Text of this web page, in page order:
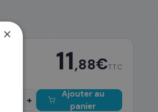
11,88€T.T.C
+
Ajouter au
panier
×